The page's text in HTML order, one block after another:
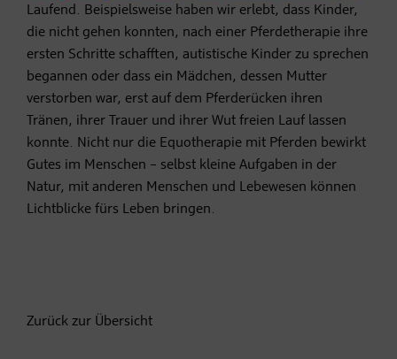
Laufend. Beispielsweise haben wir erlebt, dass Kinder,
die nicht gehen konnten, nach einer Pferdetherapie ihre
ersten Schritte schafften, autistische Kinder zu sprechen
begannen oder dass ein Mädchen, dessen Mutter
verstorben war, erst auf dem Pferderücken ihren
Tränen, ihrer Trauer und ihrer Wut freien Lauf lassen
konnte. Nicht nur die Equotherapie mit Pferden bewirkt
Gutes im Menschen – selbst kleine Aufgaben in der
Natur, mit anderen Menschen und Lebewesen können
Lichtblicke fürs Leben bringen.
Zurück zur Übersicht